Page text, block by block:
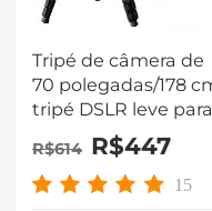
Tripé de câmera de
70 polegadas/178
tripé DSLR leve para
viagens ao ar livre
com cabeça esférica
de 360 ​​graus,
R$614 R$447
15